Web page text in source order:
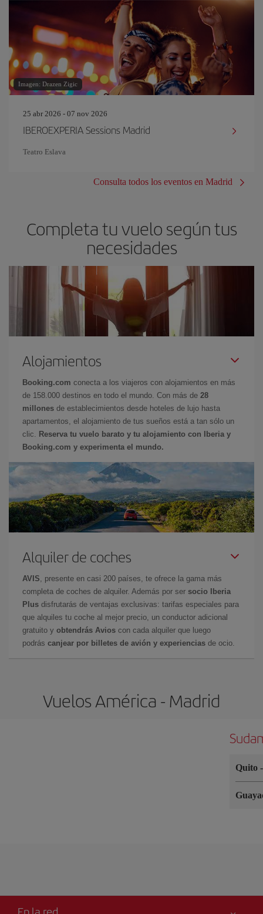
Imagen: Drazen Zigic
25 abr 2026 - 07 nov 2026
IBEROEXPERIA Sessions Madrid
Teatro Eslava
Consulta todos los eventos en Madrid
Completa tu vuelo según tus
necesidades
Alojamientos
Booking.com conecta a los viajeros con alojamientos en más
de 158.000 destinos en todo el mundo. Con más de 28
millones de establecimientos desde hoteles de lujo hasta
apartamentos, el alojamiento de tus sueños está a tan sólo un
clic.
Reserva tu vuelo barato y tu alojamiento con Iberia y
Booking.com y experimenta el mundo.
Alquiler de coches
AVIS , presente en casi 200 países, te ofrece la gama más
completa de coches de alquiler. Además por ser socio Iberia
Plus disfrutarás de ventajas exclusivas: tarifas especiales para
que alquiles tu coche al mejor precio, un conductor adicional
gratuito y obtendrás Avios con cada alquiler que luego
podrás canjear por billetes de avión y experiencias de ocio.
Vuelos América - Madrid
Quito